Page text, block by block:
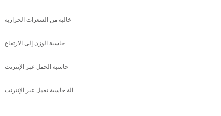
خالية من السعرات الحرارية
حاسبة الوزن إلى الارتفاع
حاسبة الحمل عبر الإنترنت
آلة حاسبة تعمل عبر الإنترنت